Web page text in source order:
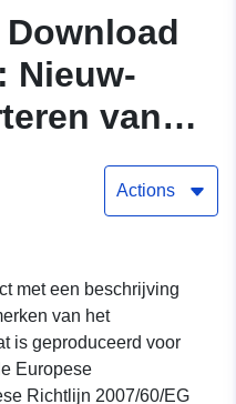
Nieuw-
van
die de
nuttige
Actions
met een beschrijving
van het
is geproduceerd voor
Europese
Richtlijn 2007/60/EG